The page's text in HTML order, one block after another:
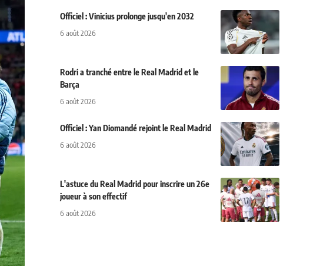
Officiel : Vinicius prolonge jusqu'en 2032
6 août 2026
Rodri a tranché entre le Real Madrid et le
Barça
6 août 2026
Officiel : Yan Diomandé rejoint le Real Madrid
6 août 2026
L'astuce du Real Madrid pour inscrire un 26e
joueur à son effectif
6 août 2026